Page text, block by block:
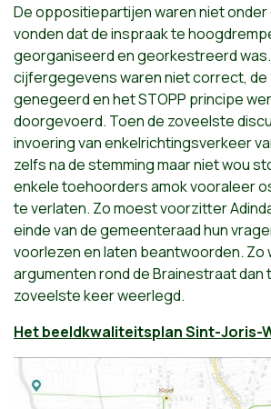
De oppositiepartijen waren niet onder
vonden dat de inspraak te
georganiseerd en georkestreerd
cijfergegevens waren niet correct,
genegeerd en het STOPP principe
doorgevoerd. Toen de zoveelste
invoering van enkelrichtingsverkeer
zelfs na de stemming maar niet wou
enkele toehoorders amok vooraleer
te verlaten. Zo moest voorzitter
einde van de gemeenteraad hun
voorlezen en laten beantwoorden. Zo
argumenten rond de Brainestraat dan
zoveelste keer weerlegd.
Hetbeeldkwaliteitsplan Sint-Joris-